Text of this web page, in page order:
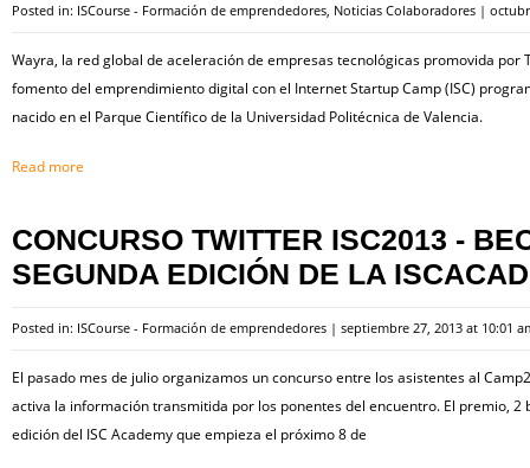
Posted in: ISCourse - Formación de emprendedores, Noticias Colaboradores |
Wayra, la red global de aceleración de empresas tecnológicas promovida por
fomento del emprendimiento digital con el Internet Startup Camp (ISC)
nacido en el Parque Científico de la Universidad Politécnica de Valencia.
Read more
CONCURSO TWITTER ISC2013 -
SEGUNDA EDICIÓN DE LA
Posted in: ISCourse - Formación de emprendedores | septiembre 27, 2013 at 10:01
El pasado mes de julio organizamos un concurso entre los asistentes al
activa la información transmitida por los ponentes del encuentro. El premio, 2
edición del ISC Academy que empieza el próximo 8 de